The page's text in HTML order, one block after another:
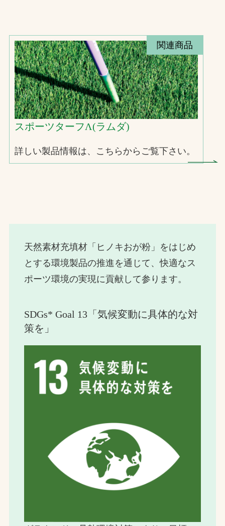
関連商品
スポーツターフΛ(ラムダ)
詳しい製品情報は、こちらからご覧下さい。
天然素材充填材「ヒノキおが粉」をはじめ
とする環境製品の推進を通じて、快適なス
ポーツ環境の実現に貢献して参ります。
SDGs* Goal 13「気候変動に具体的な対
策を」